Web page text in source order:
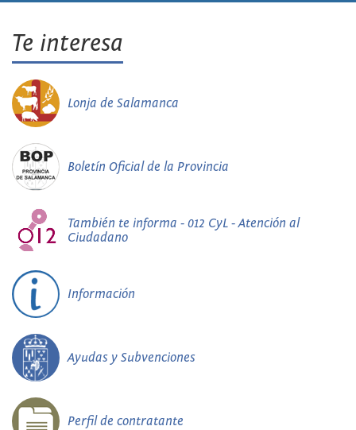
Te interesa
Lonja de Salamanca
Boletín Oficial de la Provincia
También te informa - 012 CyL - Atención al
Ciudadano
Información
Ayudas y Subvenciones
Perfil de contratante